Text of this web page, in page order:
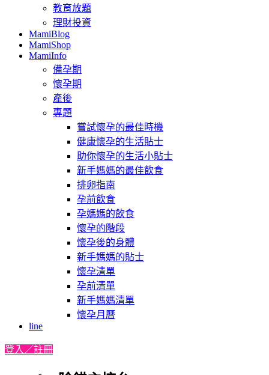
教育放題
理財投資
MamiBlog
MamiShop
MamiInfo
備孕期
懷孕期
產後
專題
嘗試懷孕的最佳時機
健康懷孕的生活貼士
助你懷孕的生活小貼士
新手媽媽的最佳飲食
排卵指南
孕前飲食
孕媽媽的飲食
懷孕的階段
懷孕後的身體
新手媽媽的貼士
懷孕清單
孕前清單
新手媽媽清單
懷孕月曆
line
登入／註冊